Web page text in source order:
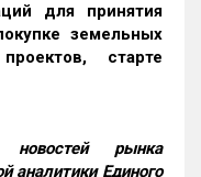
для принятия
земельных
старте
рынка
аналитики Единого